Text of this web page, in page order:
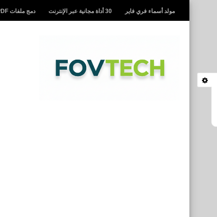
مولد أسماء فري فاير 30 أداة مجانية عبر الإنترنت دمج ملفات PDF